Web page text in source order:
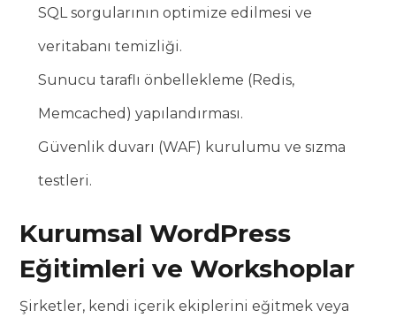
SQL sorgularının optimize edilmesi ve
veritabanı temizliği.
Sunucu taraflı önbellekleme (Redis,
Memcached) yapılandırması.
Güvenlik duvarı (WAF) kurulumu ve sızma
testleri.
Kurumsal WordPress
Eğitimleri ve Workshoplar
Şirketler, kendi içerik ekiplerini eğitmek veya